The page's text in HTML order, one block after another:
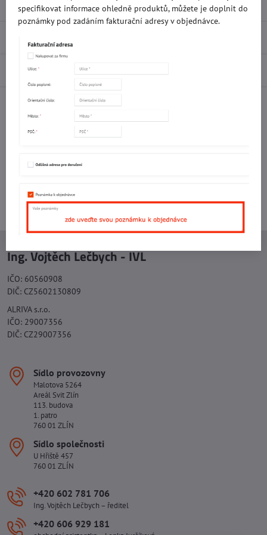
Diskuse
Facebook Twitter
Kontaktujte nás:
+420 577 523 563
Ing. Vojtěch Lečbych - IVL
IČO: 60560908
DIČ: CZ5602130809
ALRIVA s.r.o.
IČO: 29007356
DIČ: CZ29007356
Sídlo provozovny
Malotova 5264
Areál Svit Zlín
113. budova
1. patro
760 01 ZLÍN
Sídlo společnosti
U Hřiště 457
760 01 ZLÍN
+420 602 781 706
Ing. Vojtěch Lečbych – ředitel
+420 606 929 181
specifikovat informace ohledně produktů, můžete je doplnit do
poznámky pod zadáním fakturační adresy v objednávce.